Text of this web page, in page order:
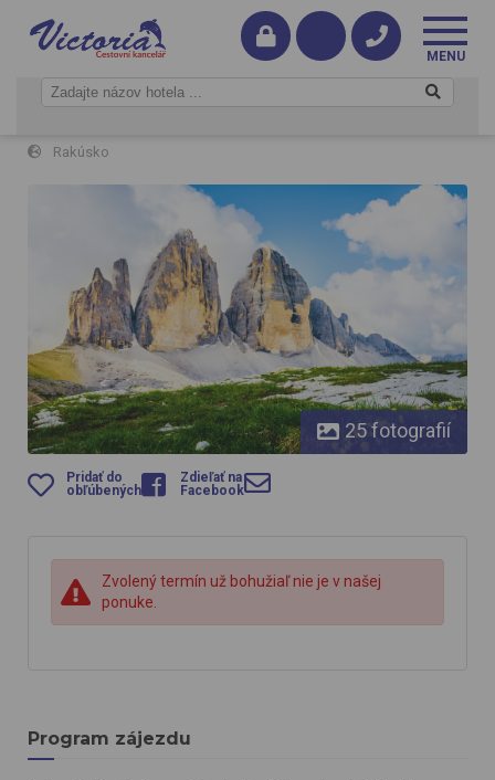
Rakúsko
Dolomity a Drávská cyklostezka
25 fotografií
Pridať do
obľúbených
Zdieľať na
Facebook
Zvolený termín už bohužiaľ nie je v našej
ponuke.
Program zájezdu